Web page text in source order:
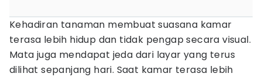
Kehadiran tanaman membuat suasana kamar
terasa lebih hidup dan tidak pengap secara visual.
Mata juga mendapat jeda dari layar yang terus
dilihat sepanjang hari. Saat kamar terasa lebih